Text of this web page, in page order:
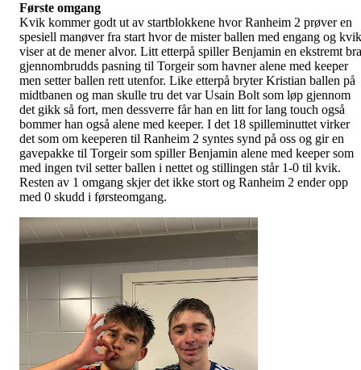
Første omgang
Kvik kommer godt ut av startblokkene hvor Ranheim 2 prøver en
spesiell manøver fra start hvor de mister ballen med engang og kvik
viser at de mener alvor. Litt etterpå spiller Benjamin en ekstremt bra
gjennombrudds pasning til Torgeir som havner alene med keeper
men setter ballen rett utenfor. Like etterpå bryter Kristian ballen på
midtbanen og man skulle tru det var Usain Bolt som løp gjennom
det gikk så fort, men dessverre får han en litt for lang touch også
bommer han også alene med keeper. I det 18 spilleminuttet virker
det som om keeperen til Ranheim 2 syntes synd på oss og gir en
gavepakke til Torgeir som spiller Benjamin alene med keeper som
med ingen tvil setter ballen i nettet og stillingen står 1-0 til kvik.
Resten av 1 omgang skjer det ikke stort og Ranheim 2 ender opp
med 0 skudd i førsteomgang.